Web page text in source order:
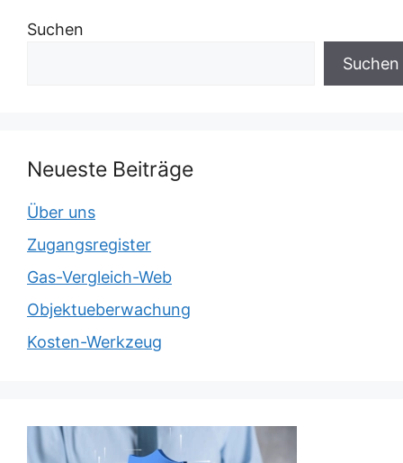
Suchen
Suchen
Neueste Beiträge
Über uns
Zugangsregister
Gas-Vergleich-Web
Objektueberwachung
Kosten-Werkzeug